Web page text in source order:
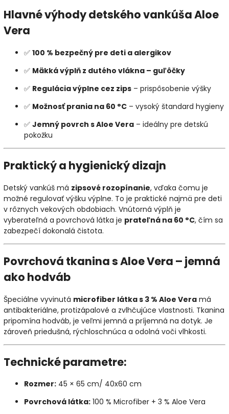
Hlavné výhody detského vankúša Aloe
Vera
✅ 100 % bezpečný pre deti a alergikov
✅ Mäkká výplň z dutého vlákna – guľôčky
✅ Regulácia výplne cez zips – prispôsobenie výšky
✅ Možnosť prania na 60 °C – vysoký štandard hygieny
✅ Jemný povrch s Aloe Vera – ideálny pre detskú
pokožku
Praktický a hygienický dizajn
Detský vankúš má zipsové rozopínanie, vďaka čomu je
možné regulovať výšku výplne. To je praktické najmä pre deti
v rôznych vekových obdobiach. Vnútorná výplň je
vyberateľná a povrchová látka je prateľná na 60 °C, čím sa
zabezpečí dokonalá čistota.
Povrchová tkanina s Aloe Vera – jemná
ako hodváb
Špeciálne vyvinutá microfiber látka s 3 % Aloe Vera má
antibakteriálne, protizápalové a zvlhčujúce vlastnosti. Tkanina
pripomína hodváb, je veľmi jemná a príjemná na dotyk. Je
zároveň priedušná, rýchloschnúca a odolná voči vlhkosti.
Technické parametre:
Rozmer: 45 × 65 cm/ 40x60 cm
Povrchová látka: 100 % Microfiber + 3 % Aloe Vera